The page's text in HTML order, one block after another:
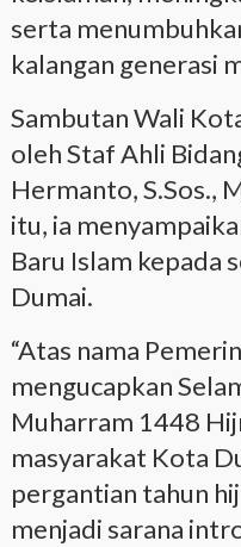
serta
kalangan generasi
Sambutan Wali
oleh Staf Ahli
Hermanto, S.Sos.,
itu, ia
Baru Islam kepada
Dumai.
“Atas nama
mengucapkan
Muharram 1448
masyarakat Kota
pergantian tahun
menjadi sarana